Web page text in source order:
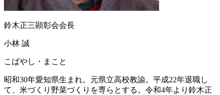
鈴木正三顕彰会会長
小林 誠
こばやし・まこと
昭和30年愛知県生まれ。元県立高校教諭。平成22年退職し
て、米づくり野菜づくりを専らとする。令和4年より鈴木正